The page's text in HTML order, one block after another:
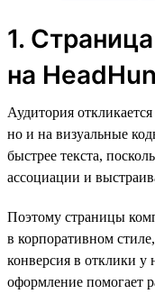
1.
на
Аудитория
но и на визуальные
быстрее текста,
ассоциации и
Поэтому страницы
в корпоративном
конверсия в отклики у
оформление помогает